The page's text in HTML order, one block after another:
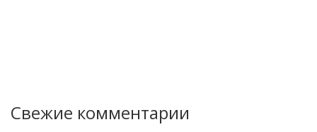
Свежие комментарии